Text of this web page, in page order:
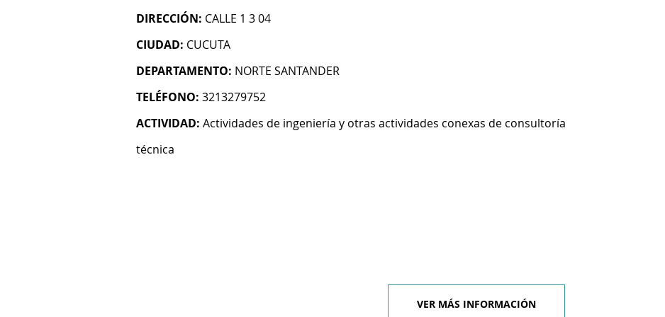
DIRECCIÓN: CALLE 1 3 04
CIUDAD: CUCUTA
DEPARTAMENTO: NORTE SANTANDER
TELÉFONO: 3213279752
ACTIVIDAD: Actividades de ingeniería y otras actividades conexas de consultoría
técnica
VER MÁS INFORMACIÓN